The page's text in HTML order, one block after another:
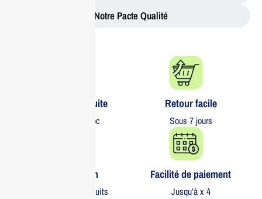
Notre Pacte Qualité
Livraison gratuite​
partout au Maroc
Retour facile​
Sous 7 jours
Garantie 1 an
Sur tous nos produits
Facilité de paiement
Jusqu’à x 4